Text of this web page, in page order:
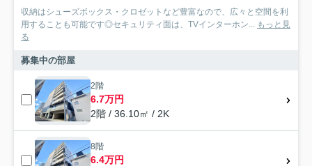
収納はシューズボックス・クロゼットなど豊富なので、広々と空間を利
用することも可能です◎セキュリティ面は、TVインターホン...
もっと見
る
募集中の部屋
2階
6.7万円
2階 / 36.10㎡ / 2K
8階
6.4万円